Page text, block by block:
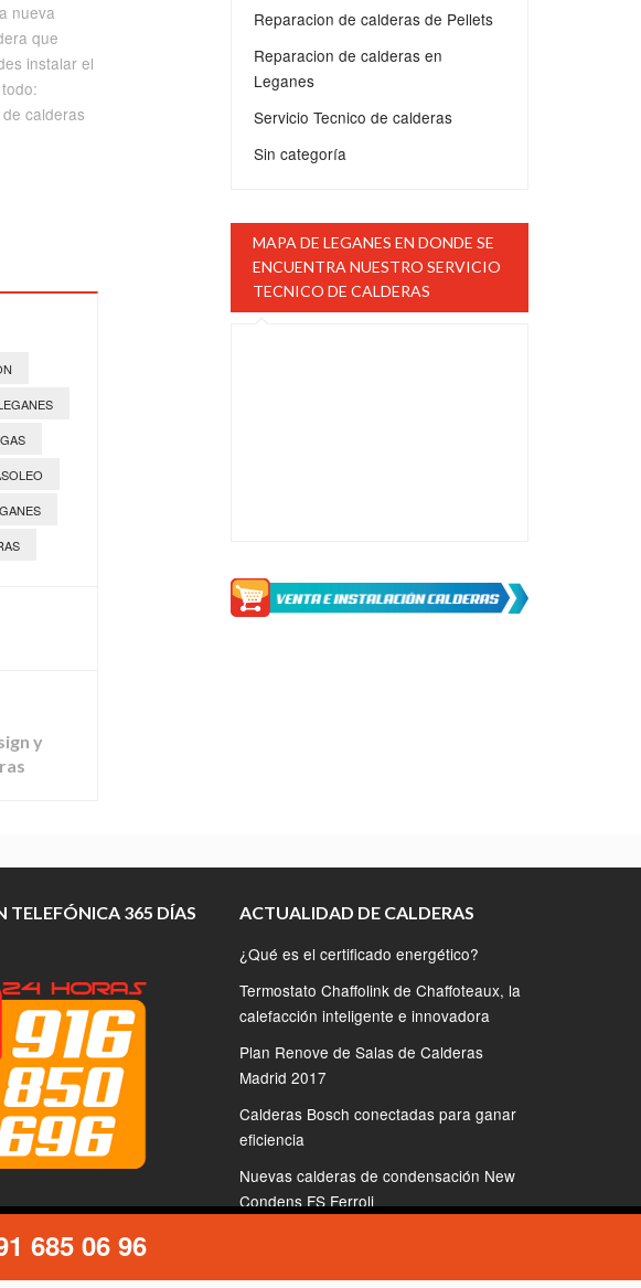
nueva
que
instalar el
calderas
y
Reparacion de calderas de Pellets
Reparacion de calderas en
Leganes
Servicio Tecnico de calderas
Sin categoría
MAPA DE LEGANES EN DONDE SE
ENCUENTRA NUESTRO SERVICIO
TECNICO DE CALDERAS
este sitio asumiremos que está de acuerdo.
TELEFÓNICA 365 DÍAS
ACTUALIDAD DE CALDERAS
¿Qué es el certificado energético?
Termostato Chaffolink de Chaffoteaux, la
calefacción inteligente e innovadora
Plan Renove de Salas de Calderas
Madrid 2017
Calderas Bosch conectadas para ganar
eficiencia
Nuevas calderas de condensación New
Condens FS Ferroli
685 06 96